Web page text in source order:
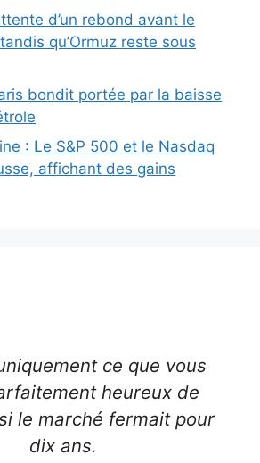
d’un rebond avant le
qu’Ormuz reste sous
bondit portée par la baisse
: Le S&P 500 et le Nasdaq
affichant des gains
ce que vous
heureux de
le marché fermait pour
dix ans.